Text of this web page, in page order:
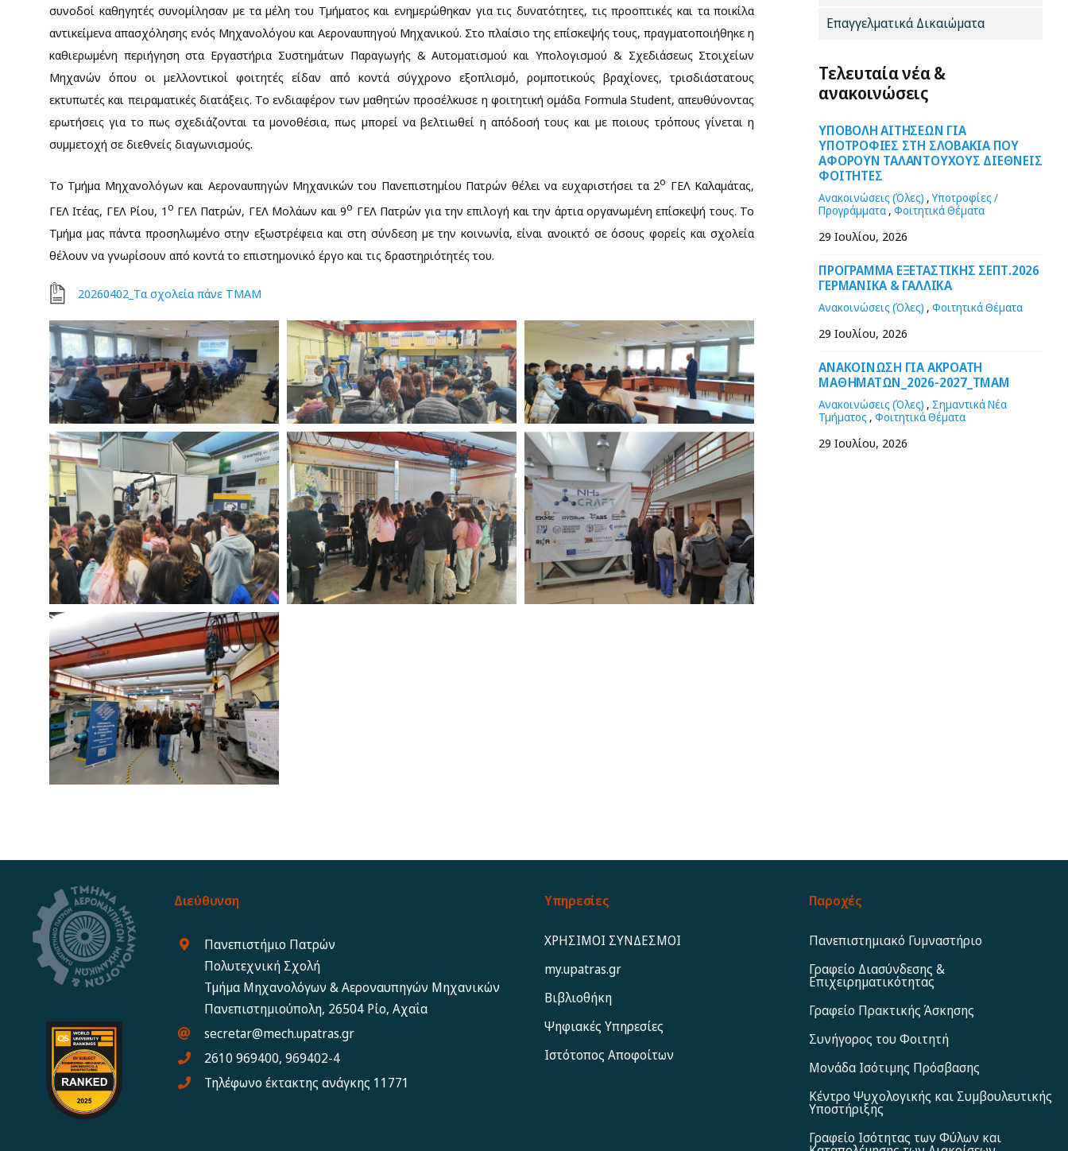
συνοδοί καθηγητές συνομίλησαν με τα μέλη του Τμήματος και ενημερώθηκαν για τις δυνατότητες, τις προοπτικές και τα ποικίλα
αντικείμενα απασχόλησης ενός Μηχανολόγου και Αεροναυπηγού Μηχανικού. Στο πλαίσιο της επίσκεψής τους, πραγματοποιήθηκε η
καθιερωμένη περιήγηση στα Εργαστήρια Συστημάτων Παραγωγής & Αυτοματισμού και Υπολογισμού & Σχεδιάσεως Στοιχείων
Μηχανών όπου οι μελλοντικοί φοιτητές είδαν από κοντά σύγχρονο εξοπλισμό, ρομποτικούς βραχίονες, τρισδιάστατους
εκτυπωτές και πειραματικές διατάξεις. Το ενδιαφέρον των μαθητών προσέλκυσε η φοιτητική ομάδα Formula Student, απευθύνοντας
ερωτήσεις για το πως σχεδιάζονται τα μονοθέσια, πως μπορεί να βελτιωθεί η απόδοσή τους και με ποιους τρόπους γίνεται η
συμμετοχή σε διεθνείς διαγωνισμούς.
Το Τμήμα Μηχανολόγων και Αεροναυπηγών Μηχανικών του Πανεπιστημίου Πατρών θέλει να ευχαριστήσει τα 2ο ΓΕΛ Καλαμάτας,
ΓΕΛ Ιτέας, ΓΕΛ Ρίου, 1ο ΓΕΛ Πατρών, ΓΕΛ Μολάων και 9ο ΓΕΛ Πατρών για την επιλογή και την άρτια οργανωμένη επίσκεψή τους. Το
Τμήμα μας πάντα προσηλωμένο στην εξωστρέφεια και στη σύνδεση με την κοινωνία, είναι ανοικτό σε όσους φορείς και σχολεία
θέλουν να γνωρίσουν από κοντά το επιστημονικό έργο και τις δραστηριότητές του.
20260402_Τα σχολεία πάνε ΤΜΑΜ
Επαγγελματικά Δικαιώματα
Τελευταία νέα &
ανακοινώσεις
ΥΠΟΒΟΛΗ ΑΙΤΗΣΕΩΝ ΓΙΑ
ΥΠΟΤΡΟΦΙΕΣ ΣΤΗ ΣΛΟΒΑΚΙΑ ΠΟΥ
ΑΦΟΡΟΥΝ ΤΑΛΑΝΤΟΥΧΟΥΣ ΔΙΕΘΝΕΙΣ
ΦΟΙΤΗΤΕΣ
Ανακοινώσεις (Όλες) ,Υποτροφίες /
Προγράμματα ,Φοιτητικά Θέματα
29 Ιουλίου, 2026
ΠΡΟΓΡΑΜΜΑ ΕΞΕΤΑΣΤΙΚΗΣ ΣΕΠΤ.2026
ΓΕΡΜΑΝΙΚΑ & ΓΑΛΛΙΚΑ
Ανακοινώσεις (Όλες) ,Φοιτητικά Θέματα
29 Ιουλίου, 2026
ΑΝΑΚΟΙΝΩΣΗ ΓΙΑ ΑΚΡΟΑΤΗ
ΜΑΘΗΜΑΤΩΝ_2026-2027_ΤΜΑΜ
Ανακοινώσεις (Όλες) , Σημαντικά Νέα
Τμήματος ,Φοιτητικά Θέματα
29 Ιουλίου, 2026
Διεύθυνση
Πανεπιστήμιο Πατρών
Πολυτεχνική Σχολή
Τμήμα Μηχανολόγων & Αεροναυπηγών Μηχανικών
Πανεπιστημιούπολη, 26504 Ρίο, Αχαΐα
secretar@mech.upatras.gr
2610 969400, 969402-4
Τηλέφωνο έκτακτης ανάγκης 11771
Υπηρεσίες
ΧΡΗΣΙΜΟΙ ΣΥΝΔΕΣΜΟΙ
my.upatras.gr
Βιβλιοθήκη
Ψηφιακές Υπηρεσίες
Ιστότοπος Αποφoίτων
Παροχές
Πανεπιστημιακό Γυμναστήριο
Γραφείο Διασύνδεσης &
Επιχειρηματικότητας
Γραφείο Πρακτικής Άσκησης
Συνήγορος του Φοιτητή
Μονάδα Ισότιμης Πρόσβασης
Κέντρο Ψυχολογικής και Συμβουλευτικής
Υποστήριξης
Γραφείο Ισότητας των Φύλων και